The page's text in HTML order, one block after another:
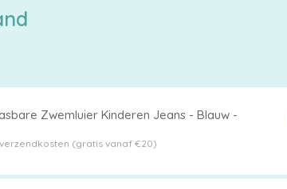
Zwemluier Kinderen Jeans - Blauw -
(gratis vanaf €20)